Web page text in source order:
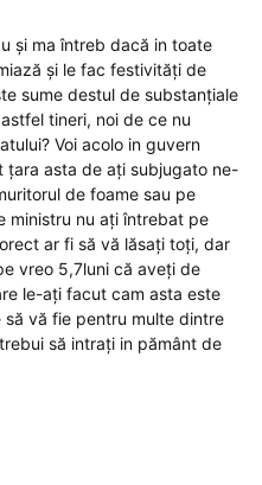
și ma întreb dacă in toate
și le fac festivități de
sume destul de substanțiale
tineri, noi de ce nu
Voi acolo in guvern
țara asta de ați subjugato ne-
de foame sau pe
ministru nu ați întrebat pe
ar fi să vă lăsați toți, dar
vreo 5,7luni că aveți de
le-ați facut cam asta este
să vă fie pentru multe dintre
să intrați in pământ de